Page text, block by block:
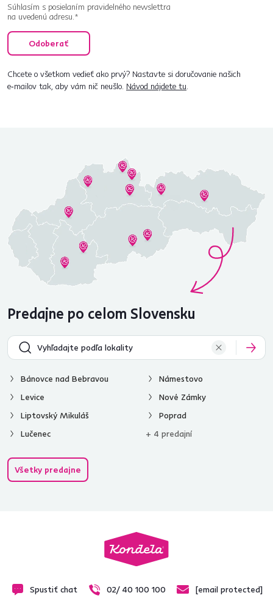
Súhlasím s posielaním pravidelného newslettra
na uvedenú adresu.*
Odoberať
Chcete o všetkom vedieť ako prvý? Nastavte si doručovanie našich
e‑mailov tak, aby vám nič neušlo. Návod nájdete tu.
Predajne po celom Slovensku
Bánovce nad Bebravou
Levice
Liptovský Mikuláš
Lučenec
Námestovo
Nové Zámky
Poprad
+ 4 predajní
Všetky predajne
Spustiť chat 02/ 40 100 100 [email protected]